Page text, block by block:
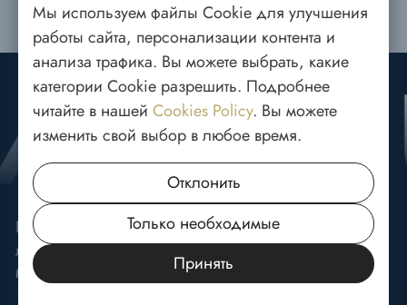
Группа компаний по продаже недвижимости с 16-ти
летним опытом
МЕНЮ
Мы используем файлы Cookie для улучшения
работы сайта, персонализации контента и
анализа трафика. Вы можете выбрать, какие
категории Cookie разрешить. Подробнее
читайте в нашей Cookies Policy. Вы можете
изменить свой выбор в любое время.
Отклонить
Только необходимые
Принять